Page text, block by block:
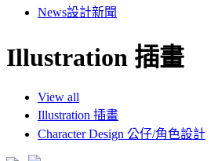
News設計新聞
Illustration 插畫
View all
Illustration 插畫
Character Design 公仔/角色設計